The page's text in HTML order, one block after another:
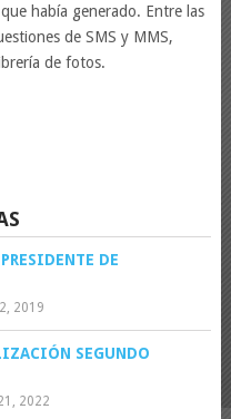
había generado. Entre las
de SMS y MMS,
de fotos.
DE
2019
SEGUNDO
2022